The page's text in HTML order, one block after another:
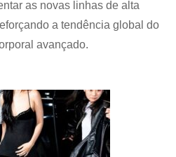
posto
de
Vaseline
as novas linhas de alta
a tendência global do
avançado.